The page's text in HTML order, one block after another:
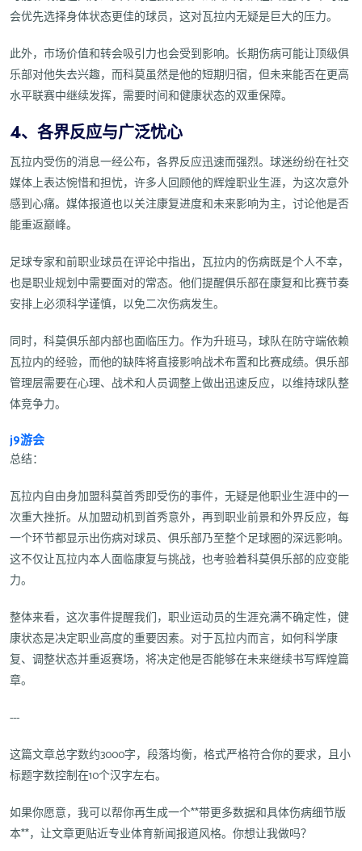
会优先选择身体状态更佳的球员，这对瓦拉内无疑是巨大的压力。
此外，市场价值和转会吸引力也会受到影响。长期伤病可能让顶级俱
乐部对他失去兴趣，而科莫虽然是他的短期归宿，但未来能否在更高
水平联赛中继续发挥，需要时间和健康状态的双重保障。
4、各界反应与广泛忧心
瓦拉内受伤的消息一经公布，各界反应迅速而强烈。球迷纷纷在社交
媒体上表达惋惜和担忧，许多人回顾他的辉煌职业生涯，为这次意外
感到心痛。媒体报道也以关注康复进度和未来影响为主，讨论他是否
能重返巅峰。
足球专家和前职业球员在评论中指出，瓦拉内的伤病既是个人不幸，
也是职业规划中需要面对的常态。他们提醒俱乐部在康复和比赛节奏
安排上必须科学谨慎，以免二次伤病发生。
同时，科莫俱乐部内部也面临压力。作为升班马，球队在防守端依赖
瓦拉内的经验，而他的缺阵将直接影响战术布置和比赛成绩。俱乐部
管理层需要在心理、战术和人员调整上做出迅速反应，以维持球队整
体竞争力。
j9游会
总结：
瓦拉内自由身加盟科莫首秀即受伤的事件，无疑是他职业生涯中的一
次重大挫折。从加盟动机到首秀意外，再到职业前景和外界反应，每
一个环节都显示出伤病对球员、俱乐部乃至整个足球圈的深远影响。
这不仅让瓦拉内本人面临康复与挑战，也考验着科莫俱乐部的应变能
力。
整体来看，这次事件提醒我们，职业运动员的生涯充满不确定性，健
康状态是决定职业高度的重要因素。对于瓦拉内而言，如何科学康
复、调整状态并重返赛场，将决定他是否能够在未来继续书写辉煌篇
章。
---
这篇文章总字数约3000字，段落均衡，格式严格符合你的要求，且小
标题字数控制在10个汉字左右。
如果你愿意，我可以帮你再生成一个**带更多数据和具体伤病细节版
本**，让文章更贴近专业体育新闻报道风格。你想让我做吗？